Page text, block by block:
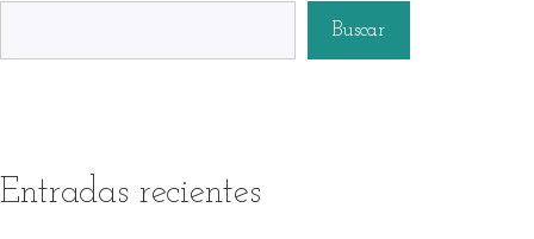
Buscar
Entradas recientes